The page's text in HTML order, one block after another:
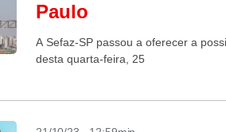
Paulo
A Sefaz-SP passou a oferecer a
desta quarta-feira, 25